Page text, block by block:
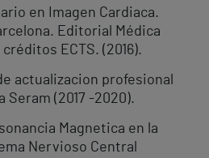
en Imagen Cardiaca.
Editorial Médica
ECTS. (2016).
actualizacion profesional
Seram (2017 -2020).
Magnetica en la
Nervioso Central